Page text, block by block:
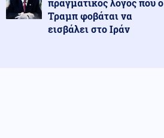
πραγματικός λόγος που ο
Τραμπ φοβάται να
εισβάλει στο Ιράν